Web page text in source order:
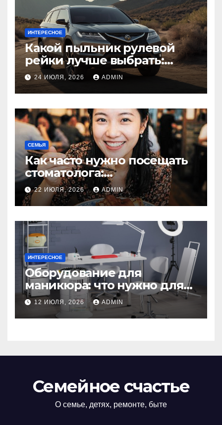
ИНТЕРЕСНОЕ
Какой пыльник рулевой
рейки лучше выбрать:
оригинальный или аналог,
резина или полиуретан
24 ИЮЛЯ, 2026 ADMIN
СЕМЬЯ
Как часто нужно посещать
стоматолога:
рекомендации для
здоровья зубов
22 ИЮЛЯ, 2026 ADMIN
ИНТЕРЕСНОЕ
Оборудование для
маникюра: что нужно для
идеального маникюра
12 ИЮЛЯ, 2026 ADMIN
Семейное счастье
О семье, детях, ремонте, быте